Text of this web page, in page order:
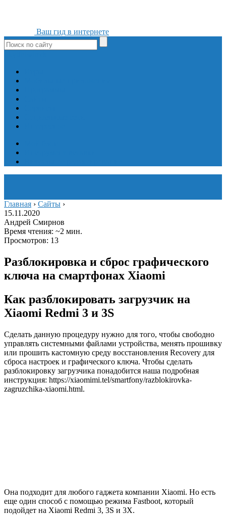
Ваш гид в интернете
Главная › Сайты ›
15.11.2020
Андрей Смирнов
Время чтения: ~2 мин.
Просмотров: 13
Разблокировка и сброс графического
ключа на смартфонах Xiaomi
Как разблокировать загрузчик на
Xiaomi Redmi 3 и 3S
Сделать данную процедуру нужно для того, чтобы свободно
управлять системными файлами устройства, менять прошивку
или прошить кастомную среду восстановления Recovery для
сброса настроек и графического ключа. Чтобы сделать
разблокировку загрузчика понадобится наша подробная
инструкция: https://xiaomimi.tel/smartfony/razblokirovka-
zagruzchika-xiaomi.html.
Она подходит для любого гаджета компании Xiaomi. Но есть
еще один способ с помощью режима Fastboot, который
подойдет на Xiaomi Redmi 3, 3S и 3Х.